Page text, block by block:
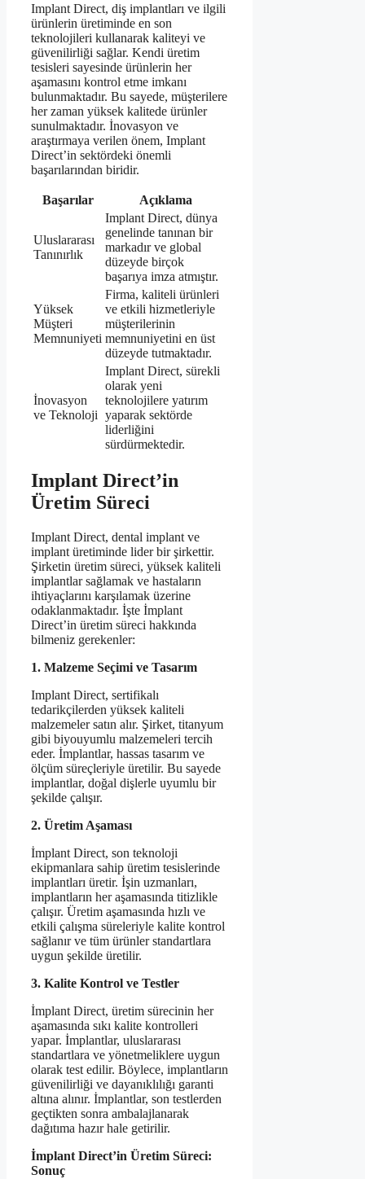
Implant Direct, diş implantları ve ilgili
ürünlerin üretiminde en son
teknolojileri kullanarak kaliteyi ve
güvenilirliği sağlar. Kendi üretim
tesisleri sayesinde ürünlerin her
aşamasını kontrol etme imkanı
bulunmaktadır. Bu sayede, müşterilere
her zaman yüksek kalitede ürünler
sunulmaktadır. İnovasyon ve
araştırmaya verilen önem, Implant
Direct’in sektördeki önemli
başarılarından biridir.
Başarılar Açıklama
Uluslararası
Tanınırlık
Implant Direct, dünya
genelinde tanınan bir
markadır ve global
düzeyde birçok
başarıya imza atmıştır.
Yüksek
Müşteri
Memnuniyeti
Firma, kaliteli ürünleri
ve etkili hizmetleriyle
müşterilerinin
memnuniyetini en üst
düzeyde tutmaktadır.
İnovasyon
ve Teknoloji
Implant Direct, sürekli
olarak yeni
teknolojilere yatırım
yaparak sektörde
liderliğini
sürdürmektedir.
Implant Direct’in
Üretim Süreci
Implant Direct, dental implant ve
implant üretiminde lider bir şirkettir.
Şirketin üretim süreci, yüksek kaliteli
implantlar sağlamak ve hastaların
ihtiyaçlarını karşılamak üzerine
odaklanmaktadır. İşte İmplant
Direct’in üretim süreci hakkında
bilmeniz gerekenler:
1. Malzeme Seçimi ve Tasarım
Implant Direct, sertifikalı
tedarikçilerden yüksek kaliteli
malzemeler satın alır. Şirket, titanyum
gibi biyouyumlu malzemeleri tercih
eder. İmplantlar, hassas tasarım ve
ölçüm süreçleriyle üretilir. Bu sayede
implantlar, doğal dişlerle uyumlu bir
şekilde çalışır.
2. Üretim Aşaması
İmplant Direct, son teknoloji
ekipmanlara sahip üretim tesislerinde
implantları üretir. İşin uzmanları,
implantların her aşamasında titizlikle
çalışır. Üretim aşamasında hızlı ve
etkili çalışma süreleriyle kalite kontrol
sağlanır ve tüm ürünler standartlara
uygun şekilde üretilir.
3. Kalite Kontrol ve Testler
İmplant Direct, üretim sürecinin her
aşamasında sıkı kalite kontrolleri
yapar. İmplantlar, uluslararası
standartlara ve yönetmeliklere uygun
olarak test edilir. Böylece, implantların
güvenilirliği ve dayanıklılığı garanti
altına alınır. İmplantlar, son testlerden
geçtikten sonra ambalajlanarak
dağıtıma hazır hale getirilir.
İmplant Direct’in Üretim Süreci:
Sonuç